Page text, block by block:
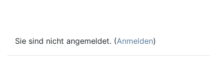
Sie sind nicht angemeldet. (Anmelden)